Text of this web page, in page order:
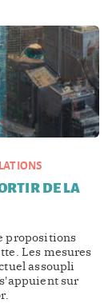
DE LA
propositions
Les mesures
assoupli
sur